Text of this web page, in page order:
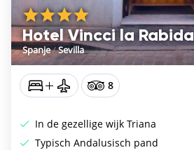
Hotel Vincci la Rabida
Spanje/Sevilla
8
In de gezellige wijk Triana
Typisch Andalusisch pand